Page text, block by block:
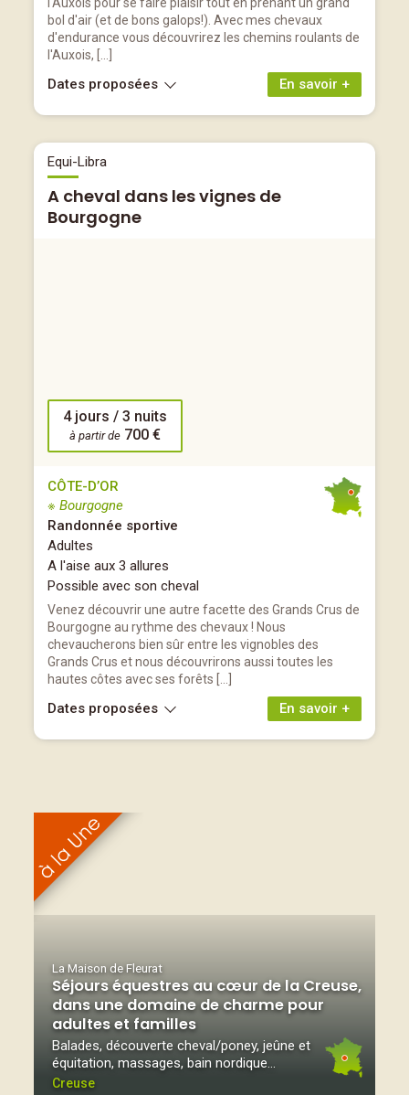
bol d'air (et de bons galops!). Avec mes chevaux
d'endurance vous découvrirez les chemins roulants de
l'Auxois, […]
En savoir +
Dates proposées
Equi-Libra
A cheval dans les vignes de
Bourgogne
4 jours / 3 nuits
à partir de 700 €
CÔTE-D’OR
※ Bourgogne
Randonnée sportive
Adultes
A l'aise aux 3 allures
Possible avec son cheval
Venez découvrir une autre facette des Grands Crus de
Bourgogne au rythme des chevaux ! Nous
chevaucherons bien sûr entre les vignobles des
Grands Crus et nous découvrirons aussi toutes les
hautes côtes avec ses forêts […]
En savoir +
Dates proposées
La Maison de Fleurat
Séjours équestres au cœur de la Creuse,
dans une domaine de charme pour
adultes et familles
Balades, découverte cheval/poney, jeûne et
équitation, massages, bain nordique...
Creuse